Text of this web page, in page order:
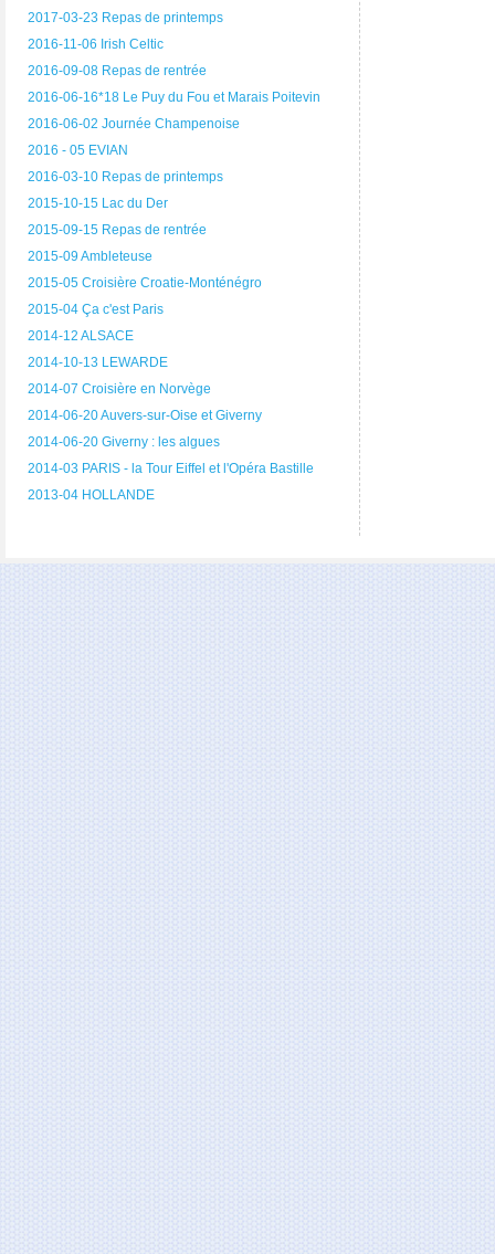
2017-03-23 Repas de printemps
2016-11-06 Irish Celtic
2016-09-08 Repas de rentrée
2016-06-16*18 Le Puy du Fou et Marais Poitevin
2016-06-02 Journée Champenoise
2016 - 05 EVIAN
2016-03-10 Repas de printemps
2015-10-15 Lac du Der
2015-09-15 Repas de rentrée
2015-09 Ambleteuse
2015-05 Croisière Croatie-Monténégro
2015-04 Ça c'est Paris
2014-12 ALSACE
2014-10-13 LEWARDE
2014-07 Croisière en Norvège
2014-06-20 Auvers-sur-Oise et Giverny
2014-06-20 Giverny : les algues
2014-03 PARIS - la Tour Eiffel et l'Opéra Bastille
2013-04 HOLLANDE